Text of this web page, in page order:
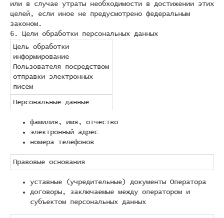
или в случае утраты необходимости в достижении этих
целей, если иное не предусмотрено федеральным
законом.
6. Цели обработки персональных данных
Цель обработки
информирование
Пользователя посредством
отправки электронных
писем
Персональные данные
фамилия, имя, отчество
электронный адрес
номера телефонов
Правовые основания
уставные (учредительные) документы Оператора
договоры, заключаемые между оператором и
субъектом персональных данных